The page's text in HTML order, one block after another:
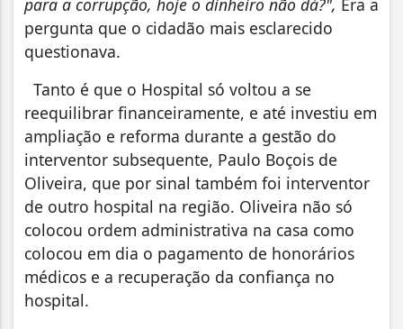
pergunta que o cidadão mais esclarecido
questionava.
Tanto é que o Hospital só voltou a se
reequilibrar financeiramente, e até investiu em
ampliação e reforma durante a gestão do
interventor subsequente, Paulo Boçois de
Oliveira, que por sinal também foi interventor
de outro hospital na região. Oliveira não só
colocou ordem administrativa na casa como
colocou em dia o pagamento de honorários
médicos e a recuperação da confiança no
hospital.